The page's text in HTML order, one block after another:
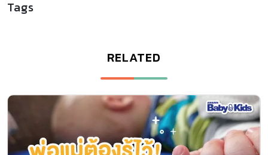
Tags
RELATED